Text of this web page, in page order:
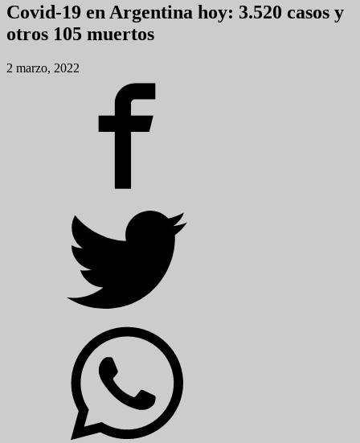
Covid-19 en Argentina hoy: 3.520 casos y
otros 105 muertos
2 marzo, 2022